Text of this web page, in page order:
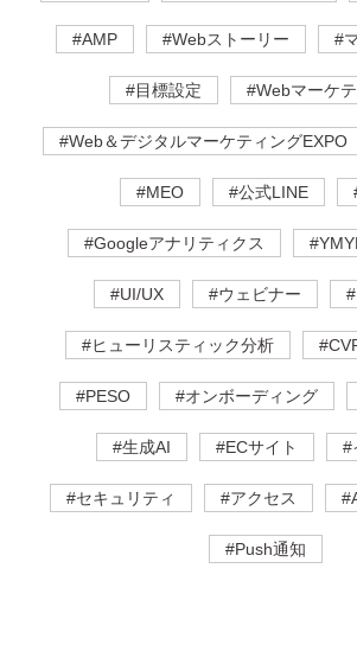
#AMP #Webストーリー #
#目標設定 #Webマーケ
#Web＆デジタルマーケティングEXPO
#MEO #公式LINE
#Googleアナリティクス #YMYL
#UI/UX #ウェビナー
#ヒューリスティック分析
#PESO #オンボーディング
#生成AI #ECサイト #
#セキュリティ #アクセス
#Push通知